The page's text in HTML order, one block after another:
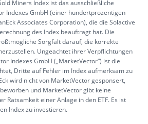
Miners Index ist das ausschließliche
Indexes GmbH (einer hundertprozentigen
Associates Corporation), die die Solactive
des Index beauftragt hat. Die
Sorgfalt darauf, die korrekte
Ungeachtet ihrer Verpflichtungen
Indexes GmbH („MarketVector“) ist die
Dritte auf Fehler im Index aufmerksam zu
wird nicht von MarketVector gesponsert,
und MarketVector gibt keine
Ratsamkeit einer Anlage in den ETF. Es ist
Index zu investieren.